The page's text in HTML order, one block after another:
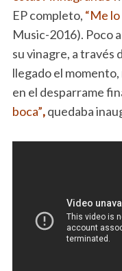
EP completo, “Me
Music-2016). Poco
su vinagre, a través
llegado el
en el desparrame
boca”,quedaba